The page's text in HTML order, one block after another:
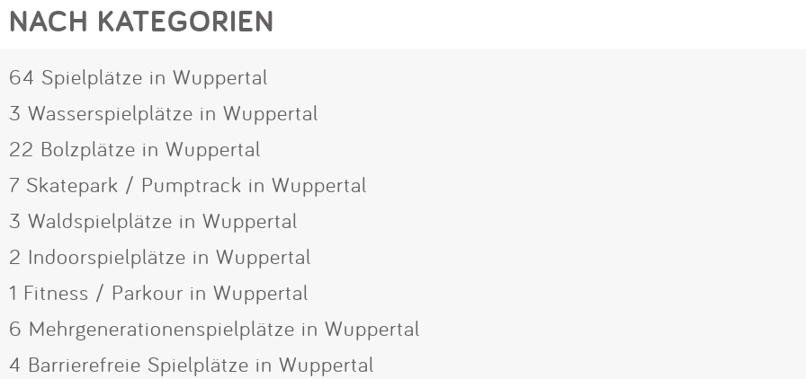
NACH KATEGORIEN
64 Spielplätze in Wuppertal
3 Wasserspielplätze in Wuppertal
22 Bolzplätze in Wuppertal
7 Skatepark / Pumptrack in Wuppertal
3 Waldspielplätze in Wuppertal
2 Indoorspielplätze in Wuppertal
1 Fitness / Parkour in Wuppertal
6 Mehrgenerationenspielplätze in Wuppertal
4 Barrierefreie Spielplätze in Wuppertal